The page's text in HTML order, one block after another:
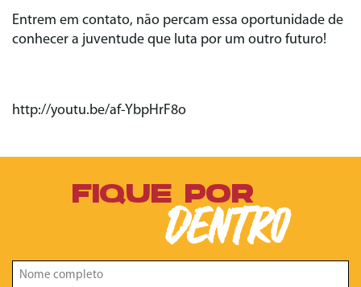
Entrem em contato, não percam essa oportunidade de
conhecer a juventude que luta por um outro futuro!
http://youtu.be/af-YbpHrF8o
FIQUE POR
DENTRO